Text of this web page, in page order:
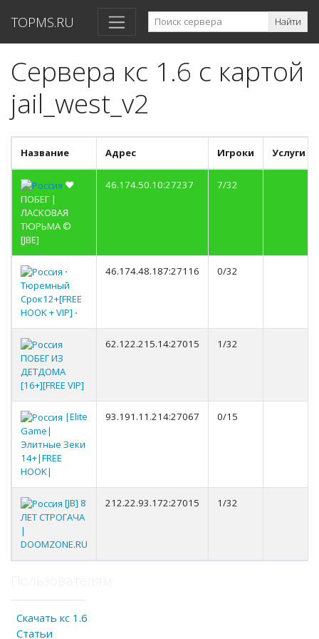
TOPMS.RU Найти
Сервера кс 1.6 с картой
jail_west_v2
Название Адрес Игроки Услуги
♥
ПОБЕГ |
ЛАСКОВАЯ
ТЮРЬМА ©
[JBE]
46.174.50.10:27237 7/32
⋅
Тюремный
Срок12+[FREE
HOOK + VIP] ⋅
46.174.48.187:27116 0/32
ПОБЕГ ИЗ
ДЕТДОМА
[16+][FREE VIP]
62.122.215.14:27015 1/32
|Elite
Game|
Элитные Зеки
14+|FREE
HOOK|
93.191.11.214:27067 0/15
[JB] 8
ЛЕТ СТРОГАЧА
|
DOOMZONE.RU
212.22.93.172:27015 1/32
Скачать кс 1.6
Статьи